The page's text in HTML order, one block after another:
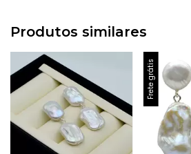
Produtos similares
Frete grátis